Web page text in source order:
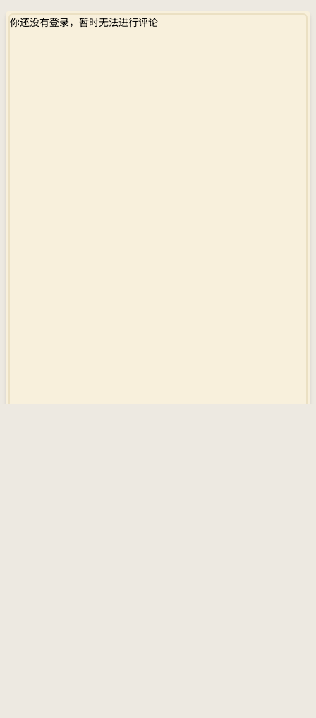
你还没有登录，暂时无法进行评论